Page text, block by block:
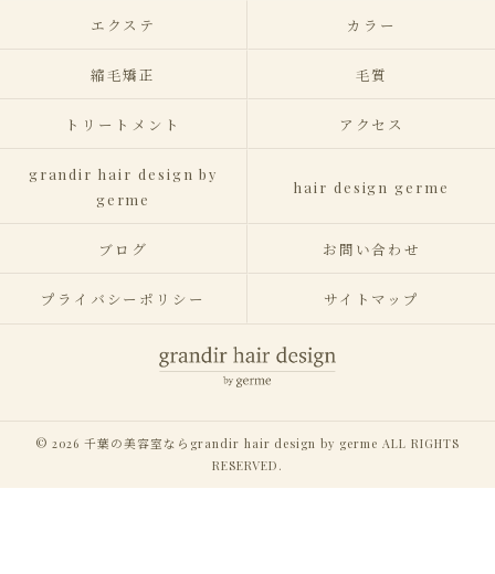
エクステ カラー
縮毛矯正 毛質
トリートメント アクセス
grandir hair design by
germe
hair design germe
ブログ お問い合わせ
プライバシーポリシー サイトマップ
© 2026 千葉の美容室ならgrandir hair design by germe ALL RIGHTS
RESERVED.